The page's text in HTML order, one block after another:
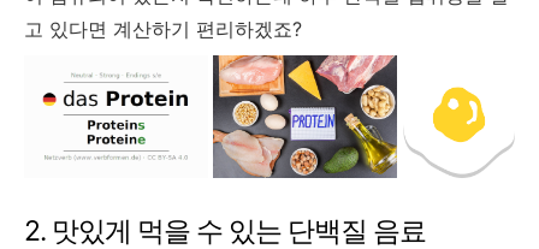
고 있다면 계산하기 편리하겠죠?
2. 맛있게 먹을 수 있는 단백질 음료